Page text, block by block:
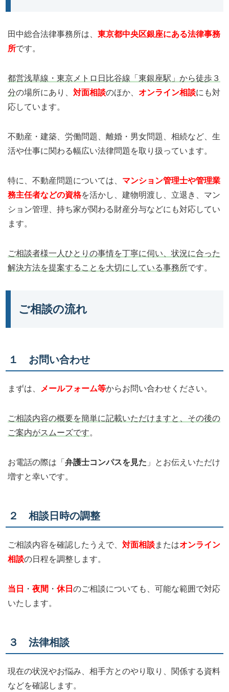
田中総合法律事務所は、東京都中央区銀座にある法律事務
所です。
都営浅草線・東京メトロ日比谷線「東銀座駅」から徒歩３
分の場所にあり、対面相談のほか、オンライン相談にも対
応しています。
不動産・建築、労働問題、離婚・男女問題、相続など、生
活や仕事に関わる幅広い法律問題を取り扱っています。
特に、不動産問題については、 マンション管理士や管理業
務主任者などの資格を活かし、建物明渡し、立退き、マン
ション管理、持ち家が関わる財産分与などにも対応してい
ます。
ご相談者様一人ひとりの事情を丁寧に伺い、状況に合った
解決方法を提案することを大切にしている事務所です。
ご相談の流れ
１ お問い合わせ
まずは、 メールフォーム等からお問い合わせください。
ご相談内容の概要を簡単に記載いただけますと、その後の
ご案内がスムーズです。
お電話の際は「弁護士コンパスを見た 」とお伝えいただけ
増すと幸いです。
２ 相談日時の調整
ご相談内容を確認したうえで、対面相談またはオンライン
相談の日程を調整します。
当日 ・夜間 ・休日のご相談についても、可能な範囲で対応
いたします。
３ 法律相談
現在の状況やお悩み、相手方とのやり取り、関係する資料
などを確認します。